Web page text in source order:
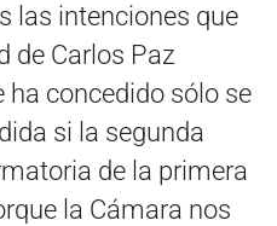
las intenciones que
de Carlos Paz
ha concedido sólo se
si la segunda
de la primera
la Cámara nos